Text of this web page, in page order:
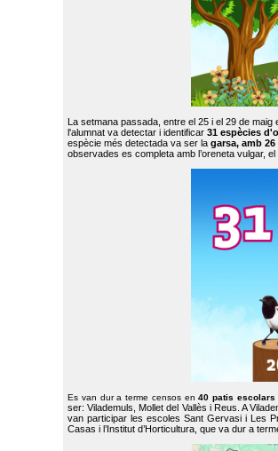
La setmana passada, entre el 25 i el 29 de
l'alumnat va detectar i identificar 31 espècies
espècie més detectada va ser la garsa, amb
observades es completa amb l’oreneta vulgar,
Es van dur a terme censos en40 patis escolars
ser: Vilademuls, Mollet del Vallès i Reus. A
van participar les escoles Sant Gervasi i Les
Casas i l’Institut d’Horticultura, que va dur a